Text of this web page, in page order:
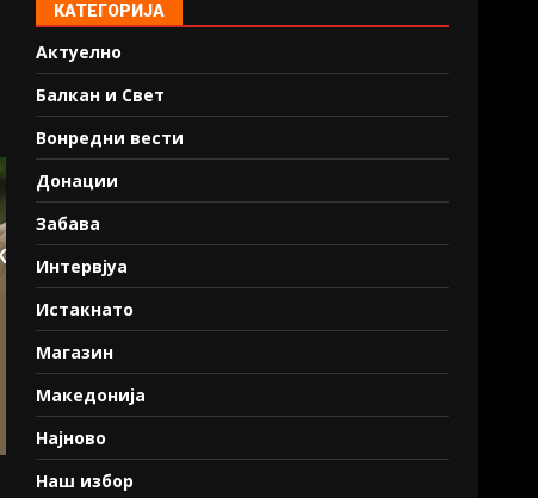
КАТЕГОРИЈА
Актуелно
Балкан и Свет
Вонредни вести
Донации
Забава
Интервјуа
Истакнато
Магазин
Македонија
Најново
Наш избор